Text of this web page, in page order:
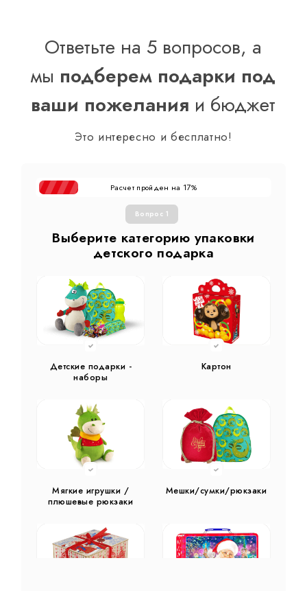
Ответьте на 5 вопросов, а
мы подберем подарки под
ваши пожелания и бюджет
Это интересно и бесплатно!
Расчет пройден на 17%
Вопрос 1
Выберите категорию упаковки
детского подарка
Детские подарки -
наборы
Картон
Мягкие игрушки /
плюшевые рюкзаки
Мешки/сумки/рюкзаки